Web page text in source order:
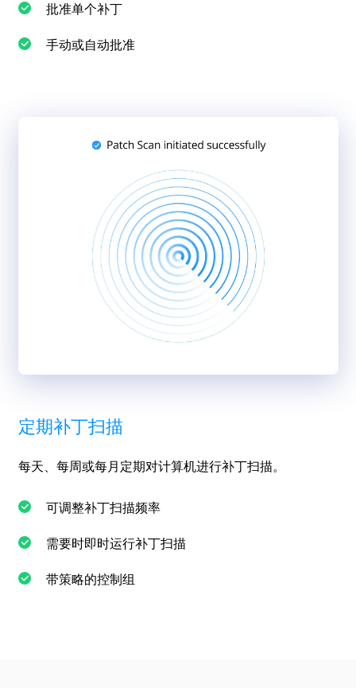
批准单个补丁
手动或自动批准
定期补丁扫描
每天、每周或每月定期对计算机进行补丁扫描。
可调整补丁扫描频率
需要时即时运行补丁扫描
带策略的控制组